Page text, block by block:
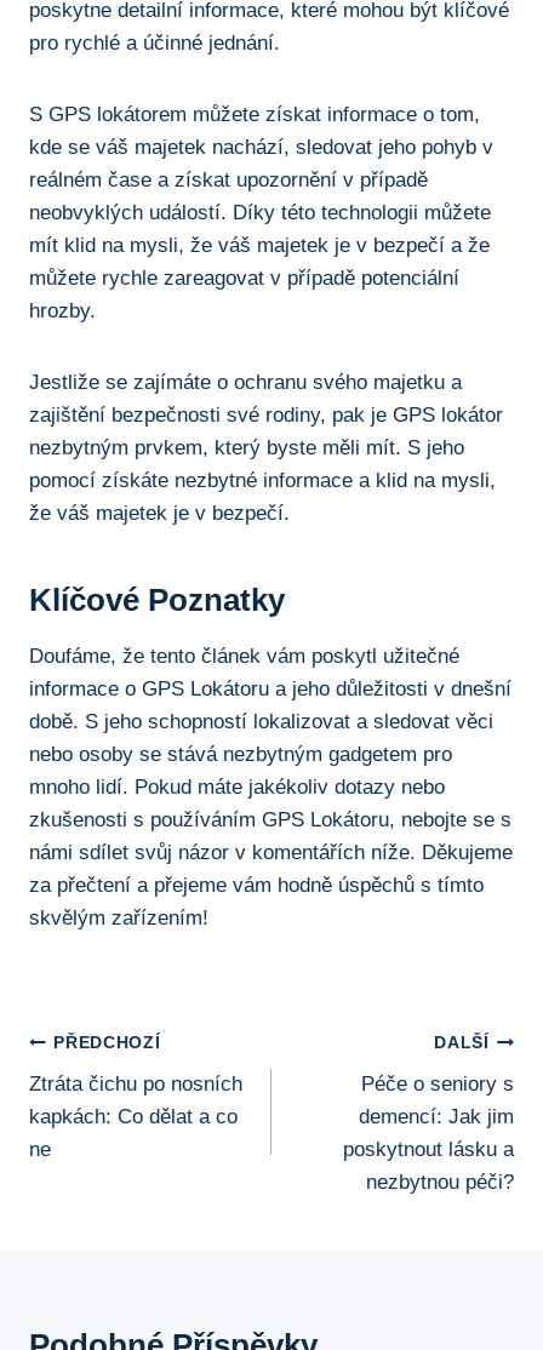
poskytne ‍detailní informace, ⁢které mohou⁢ být klíčové
pro rychlé a účinné jednání.
S GPS lokátorem můžete ‍získat informace ‍o tom,
kde se váš majetek​ nachází,⁣ sledovat jeho pohyb v‌
reálném čase a získat ‍upozornění v případě
neobvyklých událostí. Díky‌ této technologii můžete
mít klid​ na⁣ mysli,⁣ že​ váš majetek je ​v bezpečí a⁤ že
můžete rychle zareagovat v případě potenciální
hrozby.
Jestliže se zajímáte o ochranu svého ‌majetku a
zajištění​ bezpečnosti své ⁢rodiny, pak⁤ je‌ GPS lokátor
nezbytným prvkem, který byste měli⁢ mít. S ⁣jeho
⁣pomocí získáte nezbytné informace a klid na mysli,
že⁤ váš ​majetek je‌ v bezpečí.
Klíčové Poznatky
Doufáme, že tento článek vám poskytl užitečné
informace o GPS Lokátoru a jeho⁣ důležitosti v dnešní
době. S jeho schopností lokalizovat ‍a sledovat věci
nebo osoby se stává nezbytným gadgetem pro
mnoho ⁢lidí. Pokud máte jakékoliv dotazy nebo
zkušenosti s používáním GPS Lokátoru,‍ nebojte se s
námi sdílet ‌svůj názor v komentářích níže. Děkujeme
za⁣ přečtení a přejeme vám hodně úspěchů s tímto
skvělým⁣ zařízením!
Navigace
Pro
Příspěvek
PŘEDCHOZÍ
Ztráta čichu po nosních
kapkách: Co dělat a co
ne
DALŠÍ
Péče o seniory s
demencí: Jak jim
poskytnout lásku a
nezbytnou péči?